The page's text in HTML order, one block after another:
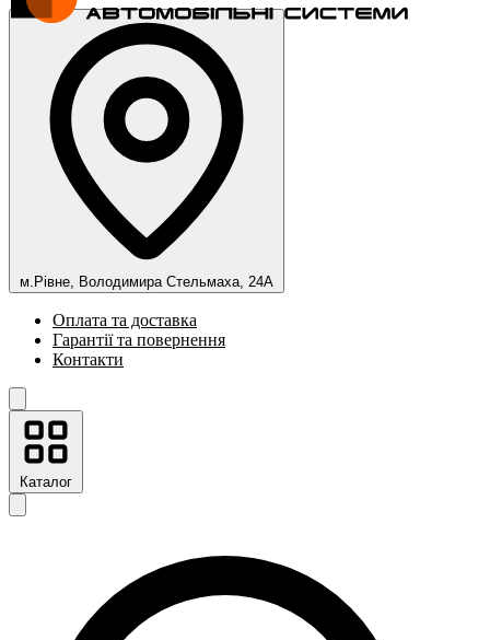
м.Рівне, Володимира Стельмаха, 24А
Оплата та доставка
Гарантії та повернення
Контакти
Каталог